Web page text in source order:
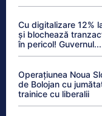
Cu digitalizare 12%
și blochează
în pericol! Guvernul...
Operațiunea Noua
de Bolojan cu
trainice cu liberalii